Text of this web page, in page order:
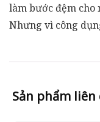
làm bước đệm cho
Nhưng vì công
Sản phẩm liên